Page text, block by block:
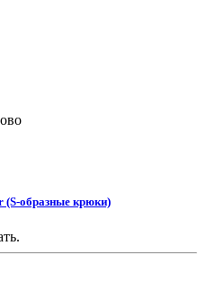
(S-образные крюки)